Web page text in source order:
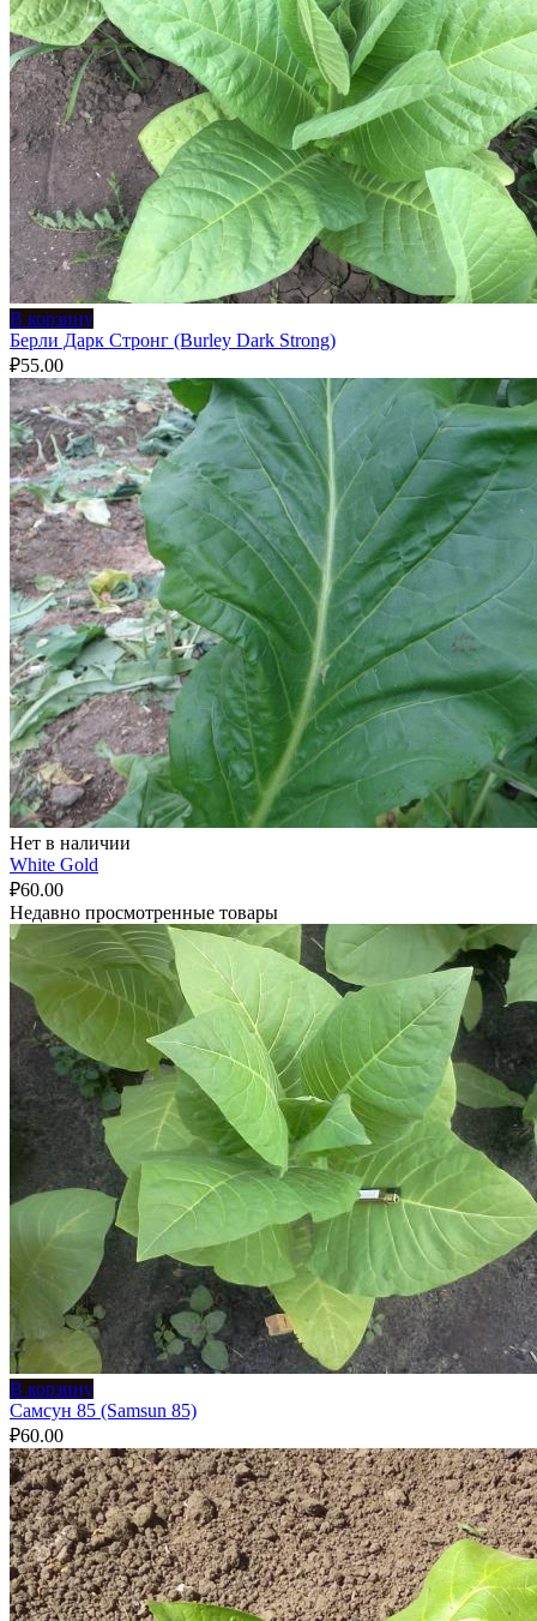
В корзину
Берли Дарк Стронг (Burley Dark Strong)
₽55.00
Нет в наличии
White Gold
₽60.00
Недавно просмотренные товары
В корзину
Самсун 85 (Samsun 85)
₽60.00